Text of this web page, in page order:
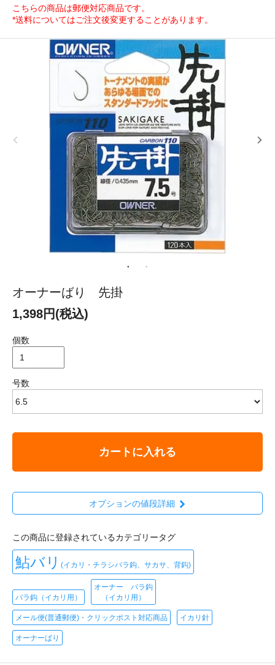
こちらの商品は郵便対応商品です。
*送料についてはご注文後変更することがあります。
オーナーばり 先掛
1,398円(税込)
個数
号数
カートに入れる
オプションの値段詳細
この商品に登録されているカテゴリータグ
鮎バリ (イカリ・チラシバラ鈎、サカサ、背鈎)
バラ鈎（イカリ用）
オーナー バラ鈎
（イカリ用）
メール便(普通郵便)・クリックポスト対応商品 イカリ針
オーナーばり